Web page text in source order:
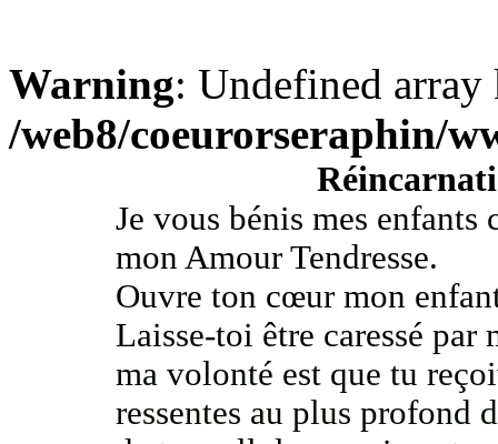
Warning: Undefined
/web8/coeurorseraphin/
Je vous bénis mes enfants
mon Amour Tendresse.
Ouvre ton cœur mon
Laisse-toi être caressépar
ma volonté est que tu
ressentes au plusprofond